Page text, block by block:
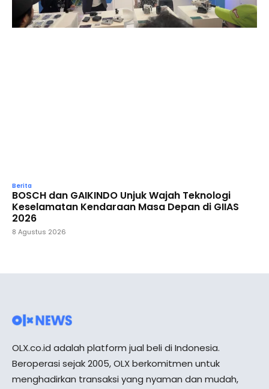
Berita
BOSCH dan GAIKINDO Unjuk Wajah Teknologi
Keselamatan Kendaraan Masa Depan di GIIAS
2026
8 Agustus 2026
OLX.co.id adalah platform jual beli di Indonesia.
Beroperasi sejak 2005, OLX berkomitmen untuk
menghadirkan transaksi yang nyaman dan mudah,